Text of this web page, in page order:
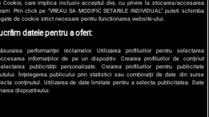
care implica inclusiv acceptul dvs. cu privire la stocarea/accesarea
Prin click pe “VREAU SA MODIFIC SETARILE INDIVIDUAL” puteti schimba
de cookie strict necesare pentru functionarea website-ului.
datele pentru a oferi:
performanței reclamelor. Utilizarea profilurilor pentru selectarea
informațiilor de pe un dispozitiv. Crearea profilurilor de conținut
publicității personalizate. Crearea profilurilor pentru publicitate
Înțelegerea publicului prin statistici sau combinații de date din surse
conținutul. Utilizarea de date limitate pentru a selecta publicitatea. Date
dispozitivului.